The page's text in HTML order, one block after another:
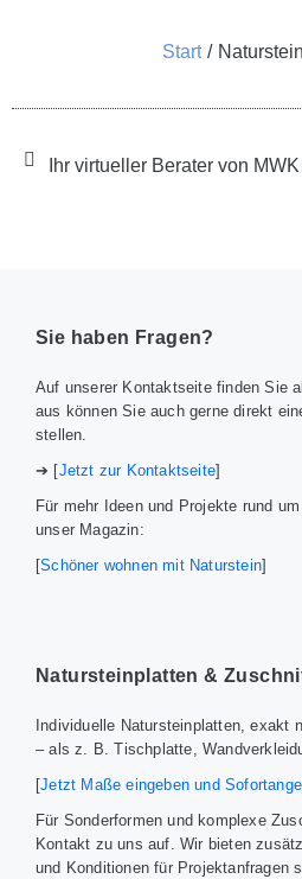
Sie befinden sich hier:
Start
Ihr virtueller Berater von
Sie haben Fragen?
Auf unserer Kontaktseite finden Sie
aus können Sie auch gerne direkt
stellen.
➔ [Jetzt zur Kontaktseite]
Für mehr Ideen und Projekte rund
unser Magazin:
[Schöner wohnen mit Naturstein]
Natursteinplatten &
Individuelle Natursteinplatten, exakt
– als z. B. Tischplatte,
[Jetzt Maße eingeben und
Für Sonderformen und komplexe
Kontakt zu uns auf. Wir bieten
und Konditionen für Projektanfragen